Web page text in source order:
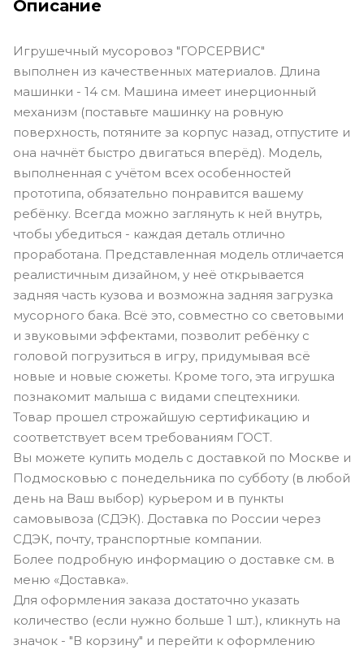
Описание
Игрушечный мусоровоз "ГОРСЕРВИС"
выполнен из качественных материалов. Длина
машинки - 14 см. Машина имеет инерционный
механизм (поставьте машинку на ровную
поверхность, потяните за корпус назад, отпустите и
она начнёт быстро двигаться вперёд). Модель,
выполненная с учётом всех особенностей
прототипа, обязательно понравится вашему
ребёнку. Всегда можно заглянуть к ней внутрь,
чтобы убедиться - каждая деталь отлично
проработана. Представленная модель отличается
реалистичным дизайном, у неё открывается
задняя часть кузова и возможна задняя загрузка
мусорного бака. Всё это, совместно со световыми
и звуковыми эффектами, позволит ребёнку с
головой погрузиться в игру, придумывая всё
новые и новые сюжеты. Кроме того, эта игрушка
познакомит малыша с видами спецтехники.
Товар прошел строжайшую сертификацию и
соответствует всем требованиям ГОСТ.
Вы можете купить модель с доставкой по Москве и
Подмосковью с понедельника по субботу (в любой
день на Ваш выбор) курьером и в пункты
самовывоза (СДЭК). Доставка по России через
СДЭК, почту, транспортные компании.
Более подробную информацию о доставке см. в
меню «Доставка».
Для оформления заказа достаточно указать
количество (если нужно больше 1 шт.), кликнуть на
значок - "В корзину" и перейти к оформлению